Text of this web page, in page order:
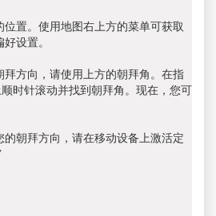
置。使用地图右上方的菜单可获取
设置。
方向，请使用上方的朝拜角。在指
时针滚动并找到朝拜角。现在，您可
朝拜方向，请在移动设备上激活定